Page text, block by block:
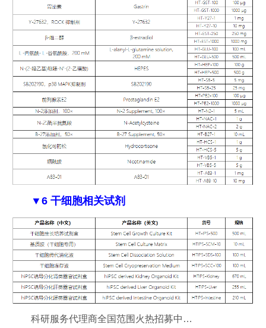
▼6 干细胞相关试剂
科研服务代理商全国范围火热招募中…